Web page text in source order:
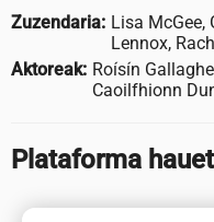
Zuzendaria: Lisa McGee,
Lennox,
Aktoreak: Roísín
Caoilfhionn
Plataforma